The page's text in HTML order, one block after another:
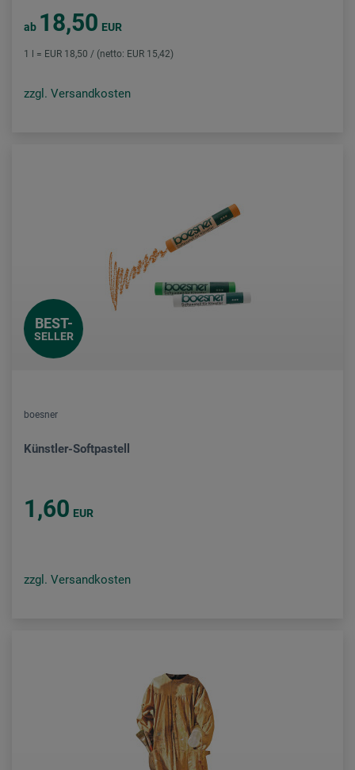
ab 18,50 EUR
1 l = EUR 18,50 / (netto: EUR 15,42)
zzgl. Versandkosten
BEST-
SELLER
boesner
Künstler-Softpastell
1,60 EUR
zzgl. Versandkosten